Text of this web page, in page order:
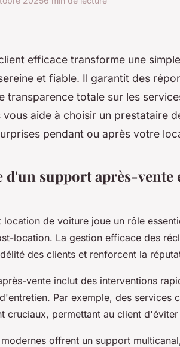
efficace transforme une
et fiable. Il garantit des
transparence totale sur les
vous aide à choisir un prestataire
pendant ou après votre
support après-vente
location de voiture joue un rôle
location. La gestion efficace des
des clients et renforcent la
vente inclut des interventions
Par exemple, des services
cruciaux, permettant au client
offrent un support